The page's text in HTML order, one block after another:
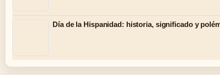
Día de la Hispanidad: historia, significado y